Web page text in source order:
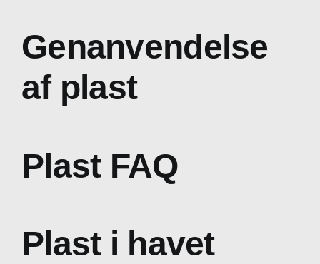
Genanvendelse
af plast
Plast FAQ
Plast i havet